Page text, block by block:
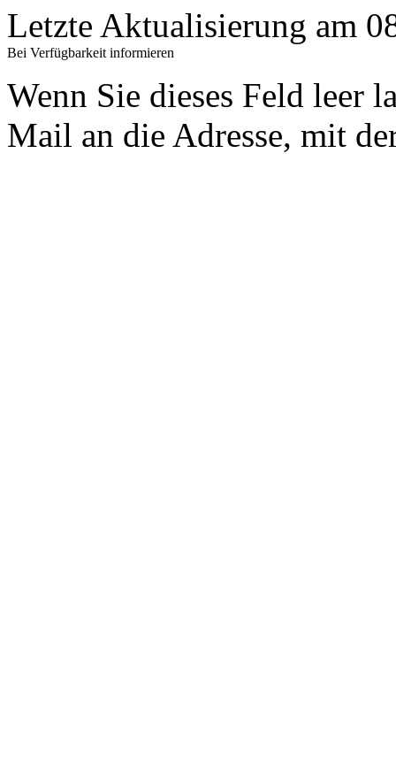
Letzte Aktualisierung am
Bei Verfügbarkeit informieren
Wenn Sie dieses Feld leer
Mail an die Adresse, mit